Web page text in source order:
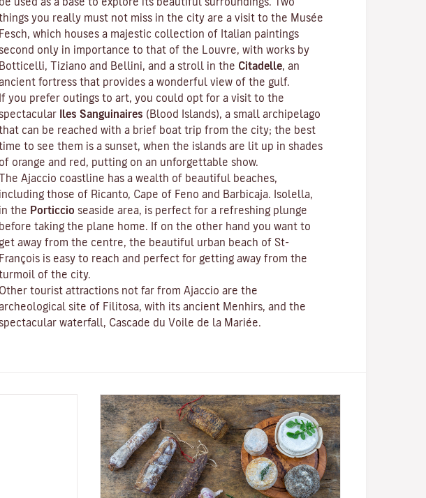
you really must not miss in the city are a visit to the Musée
Fesch , which houses a majestic collection of Italian paintings
second only in importance to that of the Louvre, with works by
Botticelli, Tiziano and Bellini, and a stroll in the Citadelle , an
fortress that provides a wonderful view of the gulf.
If you prefer outings to art, you could opt for a visit to the
spectacular Iles Sanguinaires (Blood Islands), a small archipelago
can be reached with a brief boat trip from the city; the best
to see them is a sunset, when the islands are lit up in shades
of orange and red, putting on an unforgettable show.
The Ajaccio coastline has a wealth of beautiful beaches,
including those of Ricanto, Cape of Feno and Barbicaja.
Isolella
in the Porticcio seaside area, is perfect for a refreshing plunge
before taking the plane home. If on the other hand you want to
get away from the centre, the beautiful urban beach of St-
François is easy to reach and perfect for getting away from the
of the city.
Other tourist attractions not far from Ajaccio are the
site of Filitosa , with its ancient Menhirs, and the
spectacular waterfall, Cascade du Voile de la Mariée.